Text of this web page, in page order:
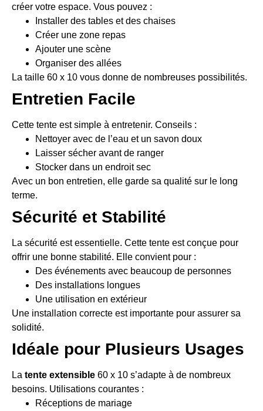
créer votre espace. Vous pouvez :
Installer des tables et des chaises
Créer une zone repas
Ajouter une scène
Organiser des allées
La taille 60 x 10 vous donne de nombreuses possibilités.
Entretien Facile
Cette tente est simple à entretenir. Conseils :
Nettoyer avec de l’eau et un savon doux
Laisser sécher avant de ranger
Stocker dans un endroit sec
Avec un bon entretien, elle garde sa qualité sur le long
terme.
Sécurité et Stabilité
La sécurité est essentielle. Cette tente est conçue pour
offrir une bonne stabilité. Elle convient pour :
Des événements avec beaucoup de personnes
Des installations longues
Une utilisation en extérieur
Une installation correcte est importante pour assurer sa
solidité.
Idéale pour Plusieurs Usages
La tente extensible 60 x 10 s’adapte à de nombreux
besoins. Utilisations courantes :
Réceptions de mariage